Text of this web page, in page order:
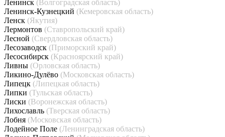
Ленинск (Волгоградская область)
Ленинск-Кузнецкий (Кемеровская область)
Ленск (Якутия)
Лермонтов (Ставропольский край)
Лесной (Свердловская область)
Лесозаводск (Приморский край)
Лесосибирск (Красноярский край)
Ливны (Орловская область)
Ликино-Дулёво (Московская область)
Липецк (Липецкая область)
Липки (Тульская область)
Лиски (Воронежская область)
Лихославль (Тверская область)
Лобня (Московская область)
Лодейное Поле (Ленинградская область)